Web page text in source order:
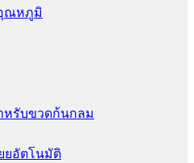
ณหภูมิ
หรับขวดก้นกลม
ยอัตโนมัติ